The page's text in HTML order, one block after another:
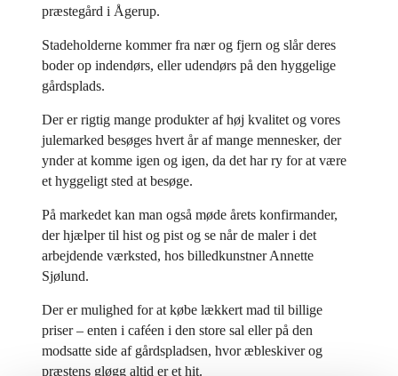
præstegård i Ågerup.
Stadeholderne kommer fra nær og fjern og slår deres
boder op indendørs, eller udendørs på den hyggelige
gårdsplads.
Der er rigtig mange produkter af høj kvalitet og vores
julemarked besøges hvert år af mange mennesker, der
ynder at komme igen og igen, da det har ry for at være
et hyggeligt sted at besøge.
På markedet kan man også møde årets konfirmander,
der hjælper til hist og pist og se når de maler i det
arbejdende værksted, hos billedkunstner Annette
Sjølund.
Der er mulighed for at købe lækkert mad til billige
priser – enten i caféen i den store sal eller på den
modsatte side af gårdspladsen, hvor æbleskiver og
præstens gløgg altid er et hit.